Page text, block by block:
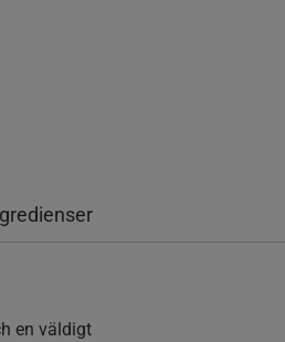
en väldigt